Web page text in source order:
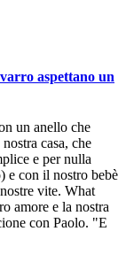
aspettano un
un anello che
casa, che
e per nulla
e con il nostro bebè
vite. What
amore e la nostra
con Paolo. "E